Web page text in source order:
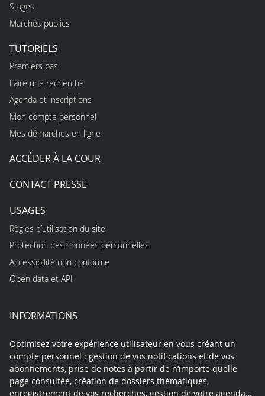
Stages
Marchés publics
TUTORIELS
Premiers pas
Faire une recherche
Agenda et inscriptions
Mon compte personnel
Mes démarches en ligne
ACCÉDER À LA COUR
CONTACT PRESSE
USAGES
Règles d’utilisation du site
Protection des données personnelles
Accessibilité non conforme
Open data et API
INFORMATIONS
Optimisez votre expérience utilisateur en vous créant un
compte personnel : gestion de vos notifications et de vos
abonnements, prise de notes à partir de n’importe quelle
page consultée, création de dossiers thématiques,
enregistrement de vos recherches, gestion de votre agenda…